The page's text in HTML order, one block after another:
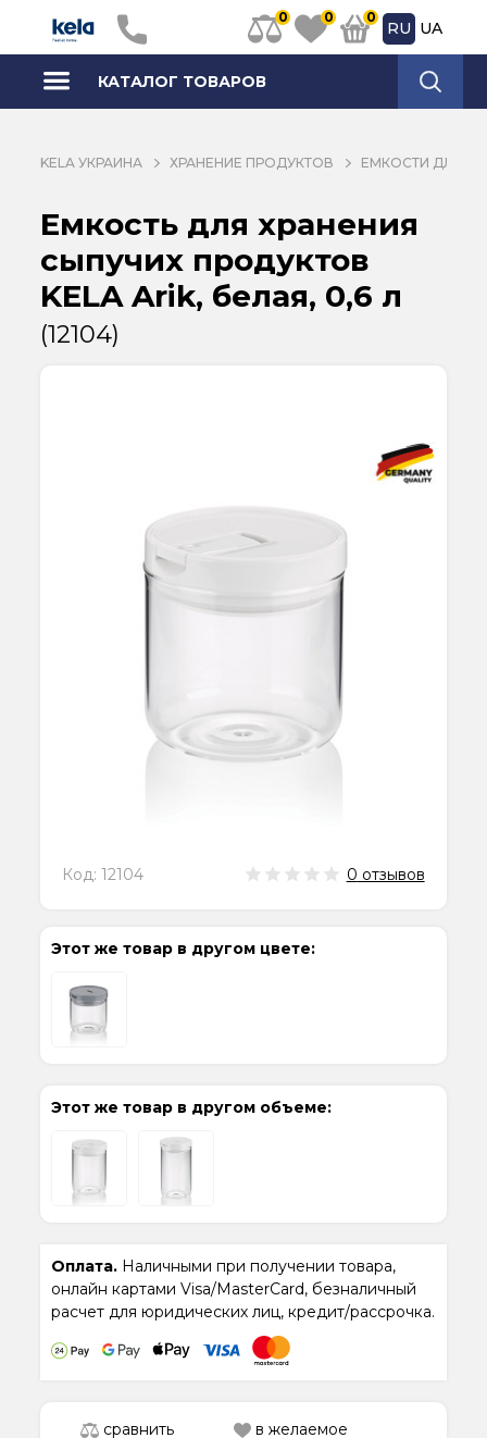
0 0 0
RU UA
КАТАЛОГ ТОВАРОВ
KELA УКРАИНА ХРАНЕНИЕ ПРОДУКТОВ ЕМКОСТИ ДЛЯ
Емкость для хранения
сыпучих продуктов
KELA Arik, белая, 0,6 л
(12104)
Код:12104 0 отзывов
Этот же товар в другом цвете:
Этот же товар в другом объеме:
Оплата. Наличными при получении товара,
онлайн картами Visa/MasterCard, безналичный
расчет для юридических лиц, кредит/рассрочка.
сравнить в желаемое